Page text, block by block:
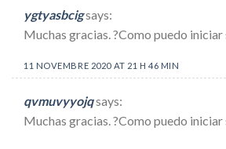
ygtyasbcigsays:
Muchas gracias. ?Como puedo iniciar
11 NOVEMBRE 2020 AT 21 H 46 MIN
qvmuvyyojqsays:
Muchas gracias. ?Como puedo iniciar